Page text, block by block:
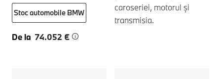
Stoc automobile BMW
De la 74.052 €
caroseriei, motorul și
transmisia.